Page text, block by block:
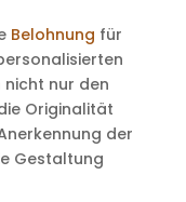
Belohnung für
nicht nur den
Originalität
der
Gestaltung